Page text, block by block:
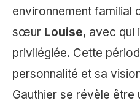
environnement familial
sœur Louise, avec qui
privilégiée. Cette
personnalité et sa
Gauthier se révèle être